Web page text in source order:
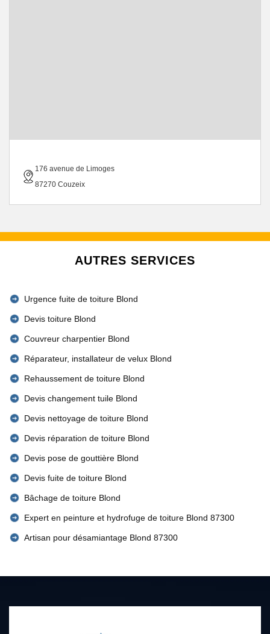
176 avenue de Limoges
87270 Couzeix
AUTRES SERVICES
Urgence fuite de toiture Blond
Devis toiture Blond
Couvreur charpentier Blond
Réparateur, installateur de velux Blond
Rehaussement de toiture Blond
Devis changement tuile Blond
Devis nettoyage de toiture Blond
Devis réparation de toiture Blond
Devis pose de gouttière Blond
Devis fuite de toiture Blond
Bâchage de toiture Blond
Expert en peinture et hydrofuge de toiture Blond 87300
Artisan pour désamiantage Blond 87300